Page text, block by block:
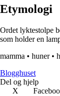
Etymologi
Ordet lyktestolpe
som holder en
mamma • huner•
Blogghuset
Del og hjelp
X